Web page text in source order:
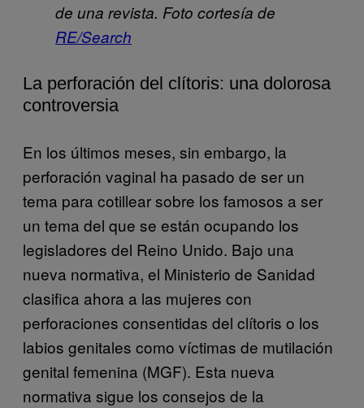
de una revista. Foto cortesía de
RE/Search
La perforación del clítoris: una dolorosa
controversia
En los últimos meses, sin embargo, la
perforación vaginal ha pasado de ser un
tema para cotillear sobre los famosos a ser
un tema del que se están ocupando los
legisladores del Reino Unido. Bajo una
nueva normativa, el Ministerio de Sanidad
clasifica ahora a las mujeres con
perforaciones consentidas del clítoris o los
labios genitales como víctimas de mutilación
genital femenina (MGF). Esta nueva
normativa sigue los consejos de la